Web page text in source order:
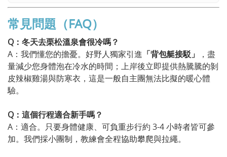
常見問題（FAQ）
Q：冬天去栗松溫泉會很冷嗎？
A：我們懂您的擔憂。好野人獨家引進 「背包艇接駁」
，盡
量減少您身體泡在冷水的時間；上岸後立即提供熱騰騰的剝
皮辣椒雞湯與防寒衣，這是一般自主團無法比擬的暖心體
驗。
Q：這個行程適合新手嗎？
A：適合。只要身體健康、可負重步行約 3-4 小時者皆可參
加。我們採小團制，教練會全程協助攀爬與拉繩。